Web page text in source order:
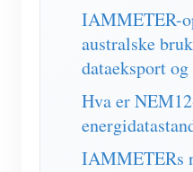
Selvbetjent
EV lader
IAMMETER
IAMMETER-
australske
dataeksport
Hva er
IAMMETERs